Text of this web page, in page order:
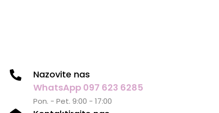
Nazovite nas
WhatsApp 097 623 6285
Pon. - Pet. 9:00 - 17:00